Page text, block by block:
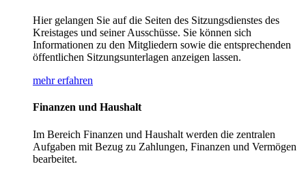
Hier gelangen Sie auf die Seiten des Sitzungsdienstes des
Kreistages und seiner Ausschüsse. Sie können sich
Informationen zu den Mitgliedern sowie die entsprechenden
öffentlichen Sitzungsunterlagen anzeigen lassen.
mehr erfahren
Finanzen und Haushalt
Im Bereich Finanzen und Haushalt werden die zentralen
Aufgaben mit Bezug zu Zahlungen, Finanzen und Vermögen
bearbeitet.